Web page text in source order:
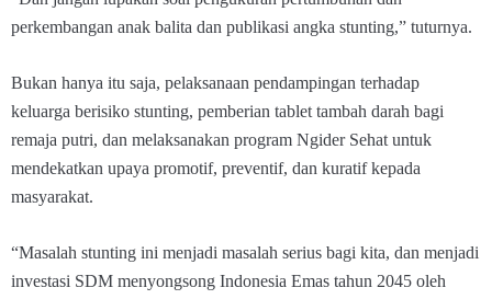
perkembangan anak balita dan publikasi angka stunting,” tuturnya.
Bukan hanya itu saja, pelaksanaan pendampingan terhadap
keluarga berisiko stunting, pemberian tablet tambah darah bagi
remaja putri, dan melaksanakan program Ngider Sehat untuk
mendekatkan upaya promotif, preventif, dan kuratif kepada
masyarakat.
“Masalah stunting ini menjadi masalah serius bagi kita, dan menjadi
investasi SDM menyongsong Indonesia Emas tahun 2045 oleh